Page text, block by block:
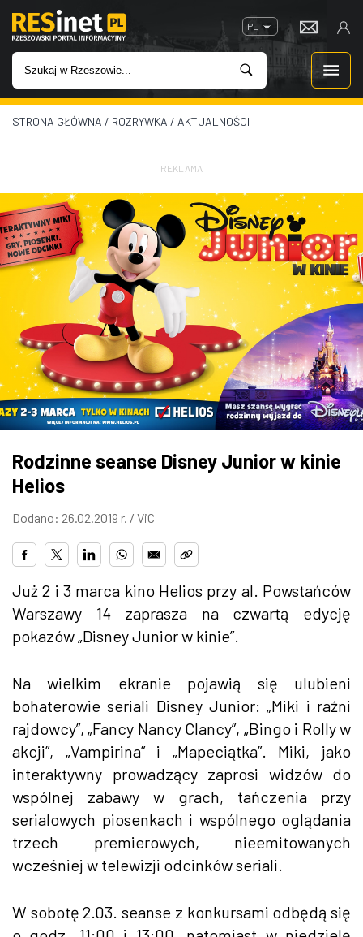
PL
WIADOMOŚCI
IMPREZY
ROZRYWKA
W KINACH
GASTRONOMIA
ZDJĘCIA
W RZESZOWIE
STRONA GŁÓWNA / ROZRYWKA / AKTUALNOŚCI
REKLAMA
Rodzinne seanse Disney Junior w kinie
Helios
Dodano: 26.02.2019 r. / ViC
Już 2 i 3 marca kino Helios przy al. Powstańców
Warszawy 14 zaprasza naczwartą edycję
pokazów „Disney Junior w kinie”.
Na wielkim ekranie pojawią się ulubieni
bohaterowie seriali Disney Junior: „Miki i raźni
rajdowcy”, „Fancy Nancy Clancy”, „Bingo i Rolly w
akcji”, „Vampirina” i „Mapeciątka”. Miki, jako
interaktywny prowadzący zaprosi widzów do
wspólnej zabawy w grach, tańczenia przy
serialowych piosenkach i wspólnego oglądania
trzech premierowych, nieemitowanych
wcześniej w telewizji odcinków seriali.
W sobotę 2.03. seanse z konkursami odbędą się